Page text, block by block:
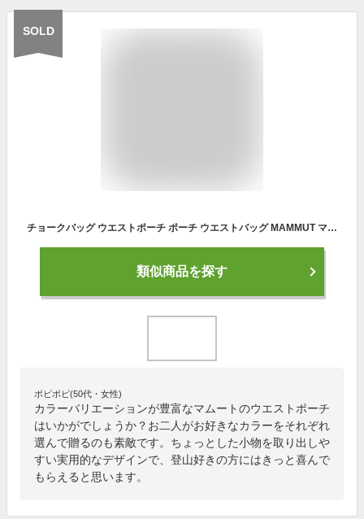
SOLD
チョークバッグ ウエストポーチ ポーチ ウエストバッグ MAMMUT マムート アウトドア ジムベーシックチョークバッグ Gym Basic Chalk Bag クライミング クライミングギア 登山 ボルダリング 滑り止め チョーク 軽量 巾着 ショルダーバッグ 小物入れ 普段使い 腰付 キャンプ
類似商品を探す
ポピポピ(50代・女性)
カラーバリエーションが豊富なマムートのウエストポーチ
はいかがでしょうか？お二人がお好きなカラーをそれぞれ
選んで贈るのも素敵です。ちょっとした小物を取り出しや
すい実用的なデザインで、登山好きの方にはきっと喜んで
もらえると思います。